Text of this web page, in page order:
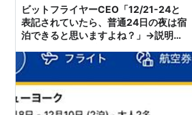
ビットフライヤーCEO「12/21-24と
表記されていたら、普通24日の夜は宿
泊できると思いますよね？」→説明さ